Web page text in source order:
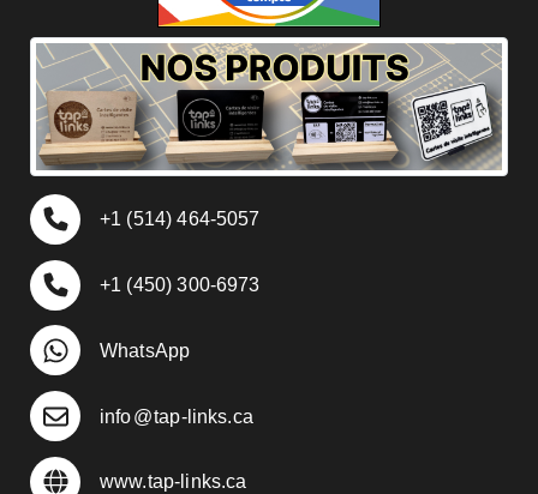
+1 (514) 464-5057
+1 (450) 300-6973
WhatsApp
info@tap-links.ca
www.tap-links.ca